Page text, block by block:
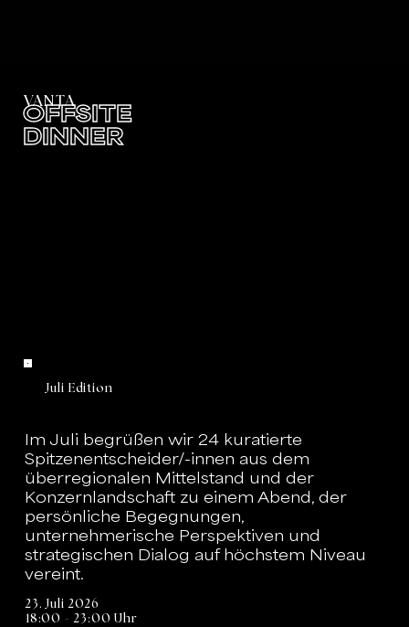
Juli Edition
Im Juli begrüßen wir 24 kuratierte
Spitzenentscheider/-innen aus dem
überregionalen Mittelstand und der
Konzernlandschaft zu einem Abend, der
persönliche Begegnungen,
unternehmerische Perspektiven und
strategischen Dialog auf höchstem Niveau
vereint.
23. Juli 2026
18:00 - 23:00 Uhr
VANTA
OFFSITE
DINNER